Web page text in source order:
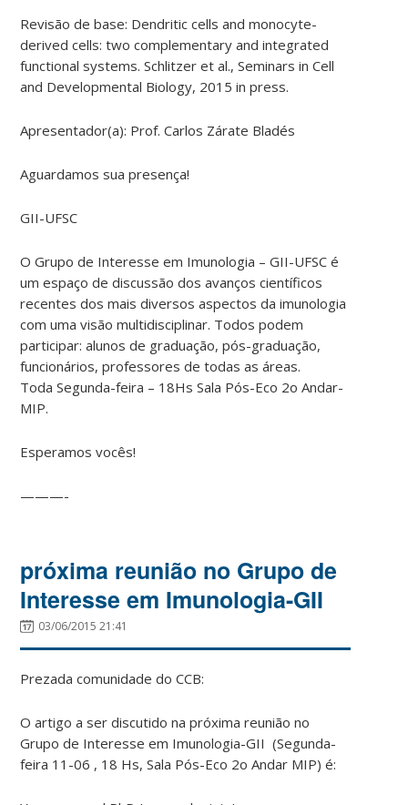
Revisão de base: Dendritic cells and monocyte-
derived cells: two complementary and integrated
functional systems. Schlitzer et al., Seminars in Cell
and Developmental Biology, 2015 in press.
Apresentador(a): Prof. Carlos Zárate Bladés
Aguardamos sua presença!
GII-UFSC
O Grupo de Interesse em Imunologia – GII-UFSC é
um espaço de discussão dos avanços científicos
recentes dos mais diversos aspectos da imunologia
com uma visão multidisciplinar. Todos podem
participar: alunos de graduação, pós-graduação,
funcionários, professores de todas as áreas.
Toda Segunda-feira – 18Hs Sala Pós-Eco 2o Andar-
MIP.
Esperamos vocês!
———-
próxima reunião no Grupo de
Interesse em Imunologia-GII
03/06/2015 21:41
Prezada comunidade do CCB:
O artigo a ser discutido na próxima reunião no
Grupo de Interesse em Imunologia-GII (Segunda-
feira 11-06 , 18 Hs, Sala Pós-Eco 2o Andar MIP) é: